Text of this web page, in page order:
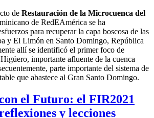
de Restauración de la Microcuenca del
de RedEAmérica se ha
para recuperarla capa boscosa de las
y El Limón en Santo Domingo, República
allíse identificó el primer foco de
importante afluente de la cuenca
parte importante del sistema de
que abastece al Gran Santo Domingo.
el Futuro: el FIR2021
y lecciones